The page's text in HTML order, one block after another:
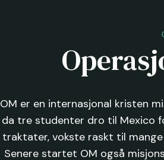
OM er en internasjonal kristen
da tre studenter dro til Mexico
traktater, vokste raskt til
Senere startet OM også